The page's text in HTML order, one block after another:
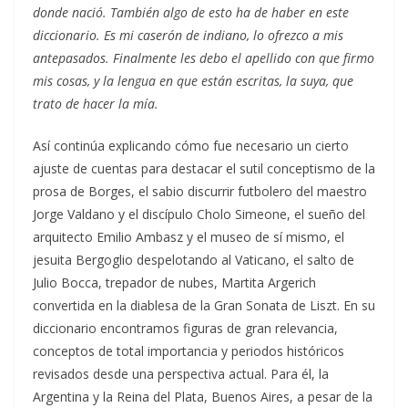
donde nació. También algo de esto ha de haber en este
diccionario. Es mi caserón de indiano, lo ofrezco a mis
antepasados. Finalmente les debo el apellido con que firmo
mis cosas, y la lengua en que están escritas, la suya, que
trato de hacer la mía.
Así continúa explicando cómo fue necesario un cierto
ajuste de cuentas para destacar el sutil conceptismo de la
prosa de Borges, el sabio discurrir futbolero del maestro
Jorge Valdano y el discípulo Cholo Simeone, el sueño del
arquitecto Emilio Ambasz y el museo de sí mismo, el
jesuita Bergoglio despelotando al Vaticano, el salto de
Julio Bocca, trepador de nubes, Martita Argerich
convertida en la diablesa de la Gran Sonata de Liszt. En su
diccionario encontramos figuras de gran relevancia,
conceptos de total importancia y periodos históricos
revisados desde una perspectiva actual. Para él, la
Argentina y la Reina del Plata, Buenos Aires, a pesar de la